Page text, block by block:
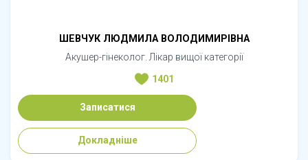
ШЕВЧУК ЛЮДМИЛА ВОЛОДИМИРІВНА
Акушер-гінеколог. Лікар вищої категорії
1401
Записатися
Докладніше